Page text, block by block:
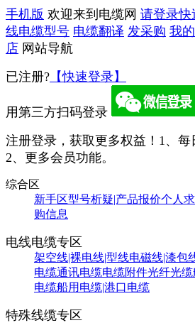
手机版 欢迎来到电缆网 请登录快
线电缆型号 电缆翻译 发采购 我
店 网站导航
已注册? 【快速登录】
用第三方扫码登录
注册登录，获取更多权益！ 1、每
2、更多会员功能。
综合区
新手区型号析疑|产品报价个人
购信息
电线电缆专区
架空线|裸电线|型线电磁线|漆包
电缆通讯电缆电缆附件光纤光缆
电缆船用电缆|港口电缆
特殊线缆专区